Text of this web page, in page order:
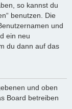
so kannst du
benutzen. Die
und
ein neu
du dann auf das
und oben
Board betreiben